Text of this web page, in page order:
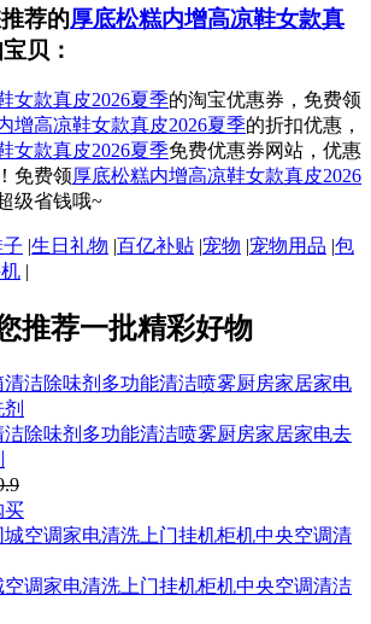
荐的厚底松糕内增高凉鞋女款真
贝：
女款真皮2026夏季的淘宝优惠券，免费领
增高凉鞋女款真皮2026夏季的折扣优惠，
女款真皮2026夏季免费优惠券网站，优惠
免费领厚底松糕内增高凉鞋女款真皮2026
级省钱哦~
|生日礼物 |百亿补贴 |宠物 |宠物用品 |包
|
推荐一批精彩好物
除味剂多功能清洁喷雾厨房家居家电去
买
调家电清洗上门挂机柜机中央空调清洁